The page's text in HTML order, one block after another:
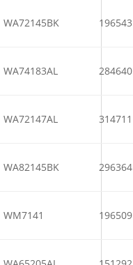
WA72145BK 196543
WA74183AL 284640
WA72147AL 314711
WA82145BK 296364
WM7141 196509